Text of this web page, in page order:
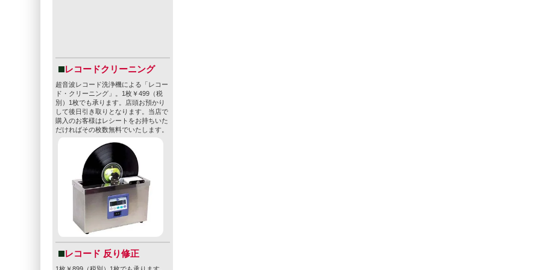
レコードクリーニング
超音波レコード洗浄機による「レコー
ド・クリーニング」。1枚￥499（税
別）1枚でも承ります。店頭お預かり
して後日引き取りとなります。当店で
購入のお客様はレシートをお持ちいた
だければその枚数無料でいたします。
レコード 反り修正